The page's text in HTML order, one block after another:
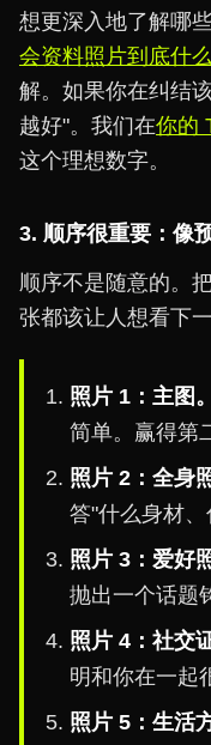
想更深入地了解哪
会资料照片到底什
解。如果你在纠结
越好"。我们在你的
这个理想数字。
3. 顺序很重要：像
顺序不是随意的。
张都该让人想看下
照片 1：主图。
简单。赢得第
照片 2：全身照
答"什么身材、
照片 3：爱好照
抛出一个话题
照片 4：社交
明和你在一起
照片 5：生活